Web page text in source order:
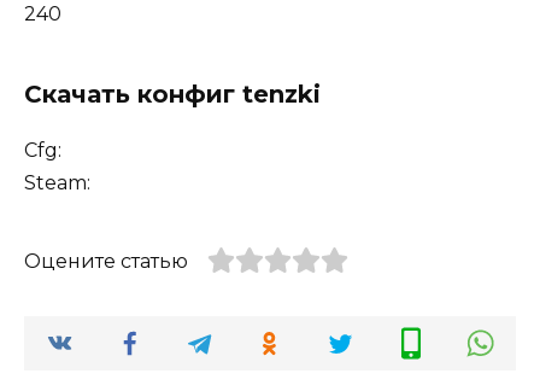
240
Скачать конфиг tenzki
Cfg:
Steam:
Оцените статью